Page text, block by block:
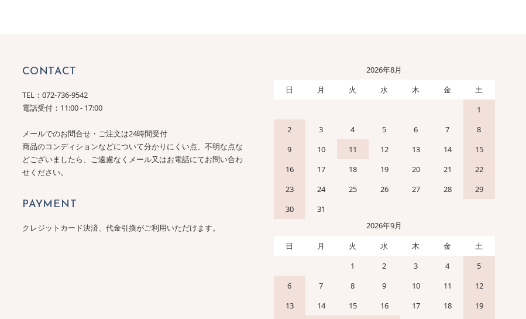
CONTACT
TEL： 072-736-9542
電話受付：11:00 - 17:00
メールでのお問合せ・ご注文は24時間受付
商品のコンディションなどについて分かりにくい点、不明な点な
どございましたら、ご遠慮なくメール又はお電話にてお問い合わ
せください。
PAYMENT
クレジットカード決済、代金引換がご利用いただけます。
2026年8月
日
月 火 水 木 金
土
1
2
3 4 5 6 7
8
9
10 11 12 13 14
15
16
17 18 19 20 21
22
23
24 25 26 27 28
29
30
31
2026年9月
日
月 火 水 木 金
土
1
2 3 4
5
6
7 8 9 10 11
12
13
14 15 16 17 18
19